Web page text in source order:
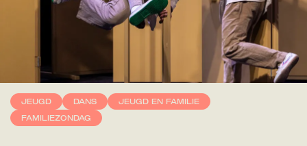
JEUGD DANS
JEUGD EN FAMILIE
FAMILIEZONDAG